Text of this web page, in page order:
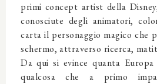
primi concept artist della
conosciute degli animatori,
carta il personaggio magico che
schermo, attraverso ricerca,
Da qui si evince quanta
qualcosa che a primo